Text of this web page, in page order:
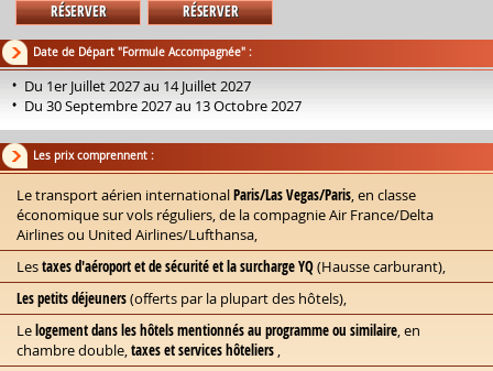
RÉSERVER RÉSERVER
Date de Départ "Formule Accompagnée" :
Du 1er Juillet 2027 au 14 Juillet 2027
Du 30 Septembre 2027 au 13 Octobre 2027
Les prix comprennent :
Le transport aérien internationalParis/Las Vegas/Paris, en classe
économique sur vols réguliers, de la compagnie Air France/Delta
Airlines ou United Airlines/Lufthansa,
Lestaxes d'aéroport et de sécurité et la surcharge YQ(Hausse carburant),
Les petits déjeuners(offerts par la plupart des hôtels),
Lelogement dans les hôtels mentionnés au programme ou similaire, en
chambre double,taxes et services hôteliers ,